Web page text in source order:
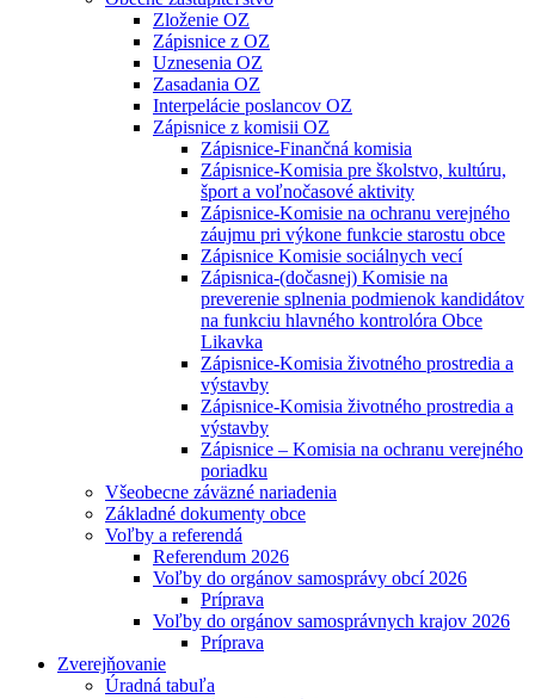
Zloženie OZ
Zápisnice z OZ
Uznesenia OZ
Zasadania OZ
Interpelácie poslancov OZ
Zápisnice z komisii OZ
Zápisnice-Finančná komisia
Zápisnice-Komisia pre školstvo, kultúru,
šport a voľnočasové aktivity
Zápisnice-Komisie na ochranu verejného
záujmu pri výkone funkcie starostu obce
Zápisnice Komisie sociálnych vecí
Zápisnica-(dočasnej) Komisie na
preverenie splnenia podmienok kandidátov
na funkciu hlavného kontrolóra Obce
Likavka
Zápisnice-Komisia životného prostredia a
výstavby
Zápisnice-Komisia životného prostredia a
výstavby
Zápisnice – Komisia na ochranu verejného
poriadku
Všeobecne záväzné nariadenia
Základné dokumenty obce
Voľby a referendá
Referendum 2026
Voľby do orgánov samosprávy obcí 2026
Príprava
Voľby do orgánov samosprávnych krajov 2026
Príprava
Zverejňovanie
Úradná tabuľa